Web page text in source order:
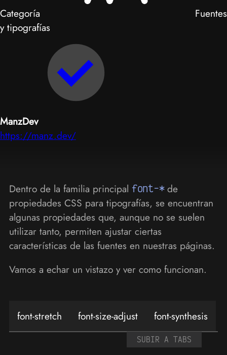
Categoría
Fuentes
y tipografías
ManzDev
https://manz.dev/
Dentro de la familia principal font-*de
propiedades CSS para tipografías, se encuentran
algunas propiedades que, aunque no se suelen
utilizar tanto, permiten ajustar ciertas
características de las fuentes en nuestras páginas.
Vamos a echar un vistazo y ver como funcionan.
font-stretch font-size-adjust font-synthesis
SUBIR A TABS